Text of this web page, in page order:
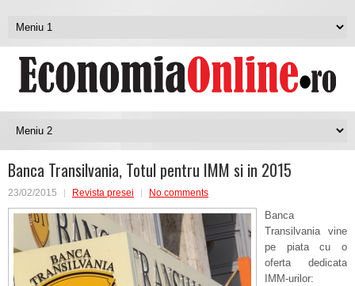
Banca Transilvania, Totul pentru IMM si in 2015
23/02/2015 Revista presei No comments
Banca
Transilvania vine
pe piata cu o
oferta dedicata
IMM-urilor: